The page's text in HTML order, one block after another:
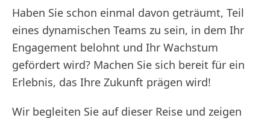
Haben Sie schon einmal davon geträumt, Teil
eines dynamischen Teams zu sein, in dem Ihr
Engagement belohnt und Ihr Wachstum
gefördert wird? Machen Sie sich bereit für ein
Erlebnis, das Ihre Zukunft prägen wird!
Wir begleiten Sie auf dieser Reise und zeigen